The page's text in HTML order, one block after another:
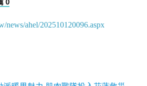
0
news/ahel/202510120096.aspx